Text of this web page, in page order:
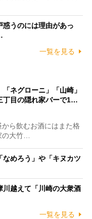
うのには理由があっ
一覧を見る
「ネグローニ」「山崎」
丁目の隠れ家バーで1…
ら飲むお酒にはまた格
大竹…
なめろう」や「キヌカツ
川越えて「川崎の大衆酒
一覧を見る